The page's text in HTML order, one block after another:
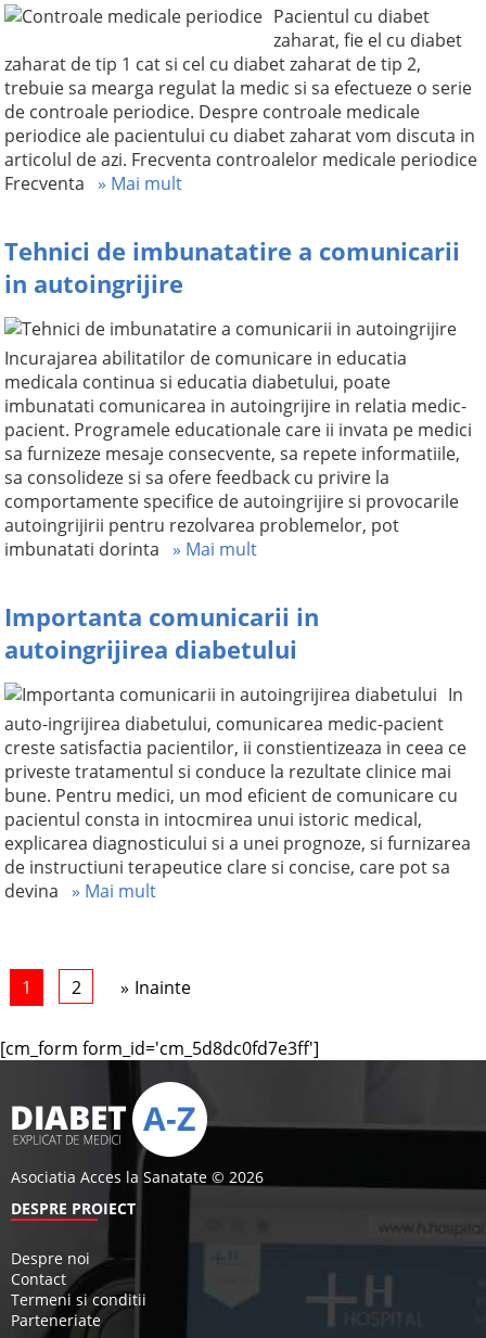
Pacientul cu diabet
zaharat, fie el cu diabet
zaharat de tip 1 cat si cel cu diabet zaharat de tip 2,
trebuie sa mearga regulat la medic si sa efectueze o serie
de controale periodice. Despre controale medicale
periodice ale pacientului cu diabet zaharat vom discuta in
articolul de azi. Frecventa controalelor medicale periodice
Frecventa » Mai mult
Tehnici de imbunatatire a comunicarii
in autoingrijire
Incurajarea abilitatilor de comunicare in educatia
medicala continua si educatia diabetului, poate
imbunatati comunicarea in autoingrijire in relatia medic-
pacient. Programele educationale care ii invata pe medici
sa furnizeze mesaje consecvente, sa repete informatiile,
sa consolideze si sa ofere feedback cu privire la
comportamente specifice de autoingrijire si provocarile
autoingrijirii pentru rezolvarea problemelor, pot
imbunatati dorinta » Mai mult
Importanta comunicarii in
autoingrijirea diabetului
In
auto-ingrijirea diabetului, comunicarea medic-pacient
creste satisfactia pacientilor, ii constientizeaza in ceea ce
priveste tratamentul si conduce la rezultate clinice mai
bune. Pentru medici, un mod eficient de comunicare cu
pacientul consta in intocmirea unui istoric medical,
explicarea diagnosticului si a unei prognoze, si furnizarea
de instructiuni terapeutice clare si concise, care pot sa
devina » Mai mult
1 2 Inainte
[cm_form form_id='cm_5d8dc0fd7e3ff']
Asociatia Acces la Sanatate © 2026
DESPRE PROIECT
Despre noi
Contact
Termeni si conditii
Parteneriate